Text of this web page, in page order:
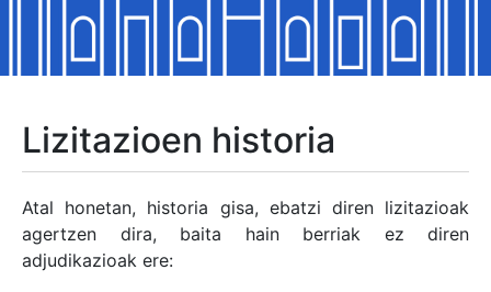
Erakutsi/Ezkutatu
Erakutsi/Ezkutatu
Erakutsi/Ezkutatu
Lizitazioen historia
Atal honetan, historia gisa, ebatzi diren lizitazioak
agertzen dira, baita hain berriak ez diren
adjudikazioak ere: